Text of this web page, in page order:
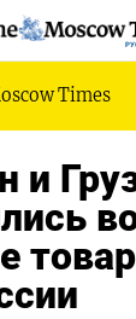
Times
и